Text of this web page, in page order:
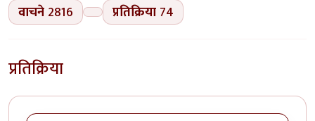
वाचने 2816 प्रतिक्रिया 74
प्रतिक्रिया